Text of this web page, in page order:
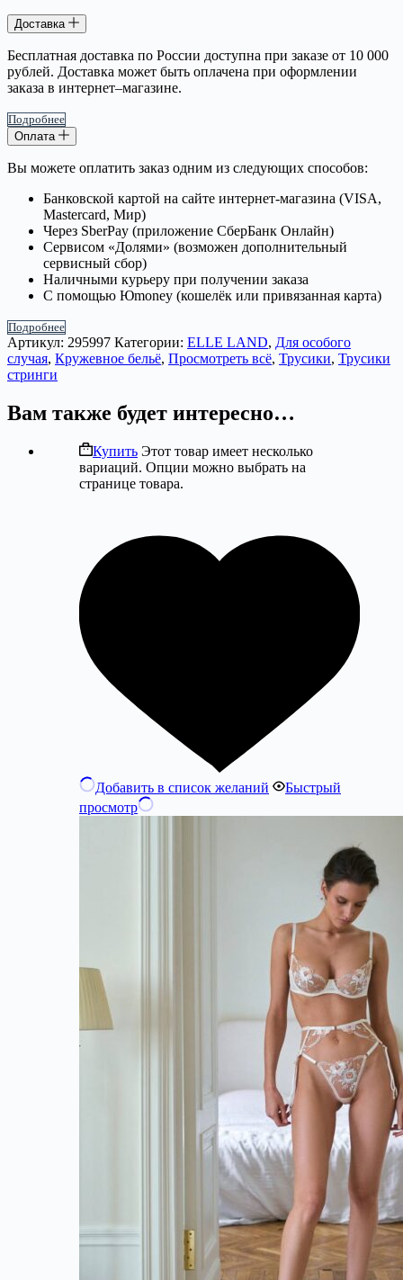
Доставка
Бесплатная доставка по России доступна при заказе от 10 000
рублей. Доставка может быть оплачена при оформлении
заказа в интернет–магазине.
Подробнее
Оплата
Вы можете оплатить заказ одним из следующих способов:
Банковской картой на сайте интернет-магазина (VISA,
Mastercard, Мир)
Через SberPay (приложение СберБанк Онлайн)
Сервисом «Долями» (возможен дополнительный
сервисный сбор)
Наличными курьеру при получении заказа
С помощью Юmoney (кошелёк или привязанная карта)
Подробнее
Артикул: 295997 Категории: ELLE LAND, Для особого
случая, Кружевное бельё, Просмотреть всё, Трусики, Трусики
стринги
Вам также будет интересно…
Купить Этот товар имеет несколько
вариаций. Опции можно выбрать на
странице товара.
Добавить в список желаний
Быстрый
просмотр